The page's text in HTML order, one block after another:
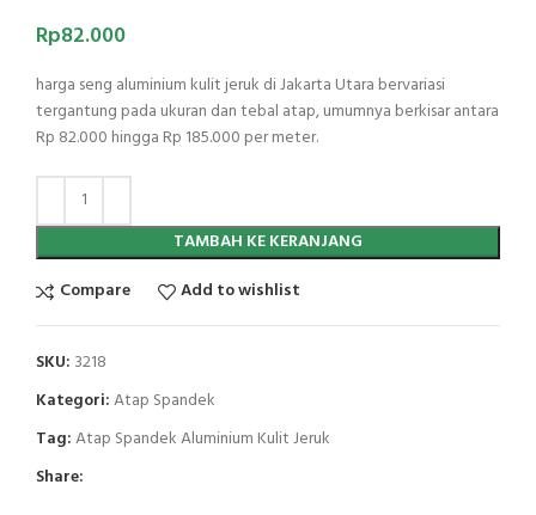
Rp82.000
harga seng aluminium kulit jeruk di Jakarta Utara bervariasi
tergantung pada ukuran dan tebal atap, umumnya berkisar antara
Rp 82.000 hingga Rp 185.000 per meter.
TAMBAH KE KERANJANG
Compare
Add to wishlist
SKU: 3218
Kategori:Atap Spandek
Tag:Atap Spandek Aluminium Kulit Jeruk
Share: